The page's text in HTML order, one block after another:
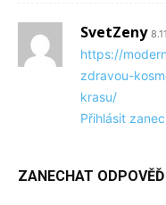
SvetZeny
https://
zdravou-
krasu/
Přihlásit
ZANECHAT ODPOVĚĎ